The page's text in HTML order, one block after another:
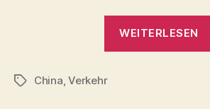
WEITERLESEN
Schlagwörter
China,Verkehr